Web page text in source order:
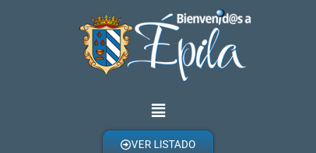
VER LISTADO